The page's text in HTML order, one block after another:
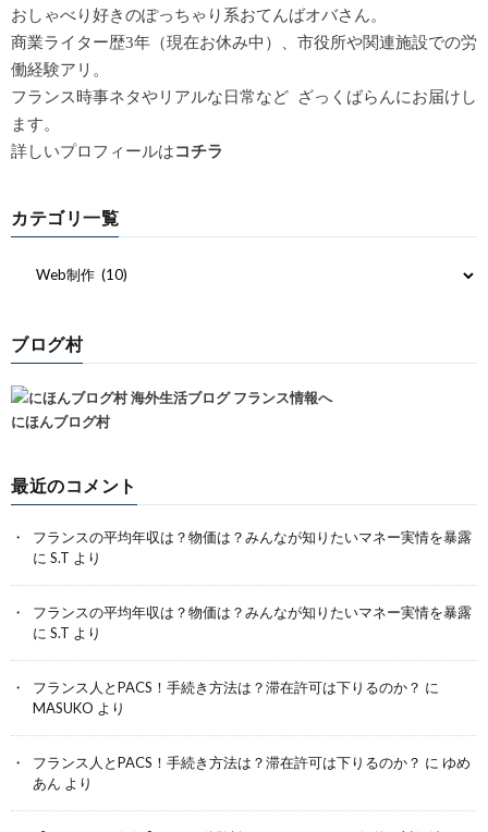
おしゃべり好きのぽっちゃり系おてんばオバさん。
商業ライター歴3年（現在お休み中）、市役所や関連施設での労
働経験アリ。
フランス時事ネタやリアルな日常など ざっくばらんにお届けし
ます。
詳しいプロフィールはコチラ
カテゴリ一覧
ブログ村
にほんブログ村
最近のコメント
フランスの平均年収は？物価は？みんなが知りたいマネー実情を暴露
に S.T より
フランスの平均年収は？物価は？みんなが知りたいマネー実情を暴露
に S.T より
フランス人とPACS！手続き方法は？滞在許可は下りるのか？ に
MASUKO より
フランス人とPACS！手続き方法は？滞在許可は下りるのか？ に ゆめ
あん より